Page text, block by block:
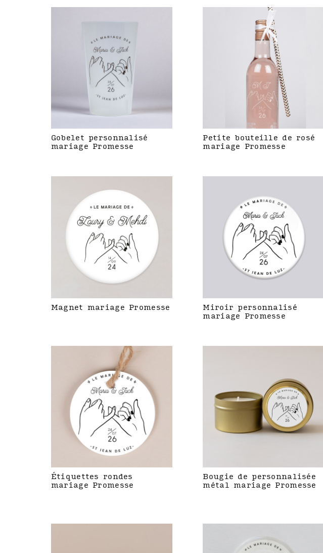
Gobelet personnalisé
mariage Promesse
Petite bouteille de rosé
mariage Promesse
Magnet mariage Promesse
Miroir personnalisé
mariage Promesse
Étiquettes rondes
mariage Promesse
Bougie de personnalisée
métal mariage Promesse